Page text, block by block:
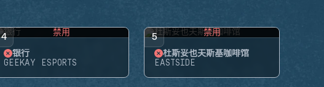
4 禁用
银行
GEEKAY ESPORTS
5 禁用
杜斯妥也夫斯基咖啡馆
EASTSIDE